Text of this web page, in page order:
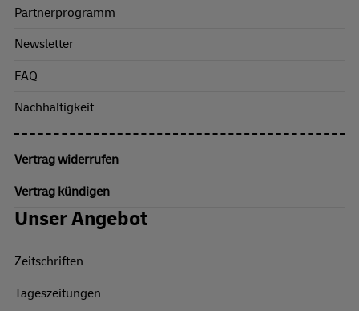
Partnerprogramm
Newsletter
FAQ
Nachhaltigkeit
Vertrag widerrufen
Vertrag kündigen
Unser Angebot
Zeitschriften
Tageszeitungen